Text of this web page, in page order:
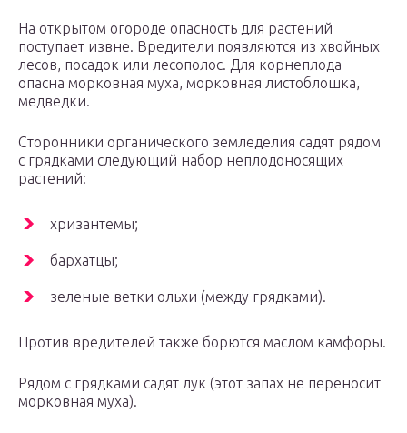
На открытом огороде опасность для растений
поступает извне. Вредители появляются из хвойных
лесов, посадок или лесополос. Для корнеплода
опасна морковная муха, морковная листоблошка,
медведки.
Сторонники органического земледелия садят рядом
с грядками следующий набор неплодоносящих
растений:
хризантемы;
бархатцы;
зеленые ветки ольхи (между грядками).
Против вредителей также борются маслом камфоры.
Рядом с грядками садят лук (этот запах не переносит
морковная муха).